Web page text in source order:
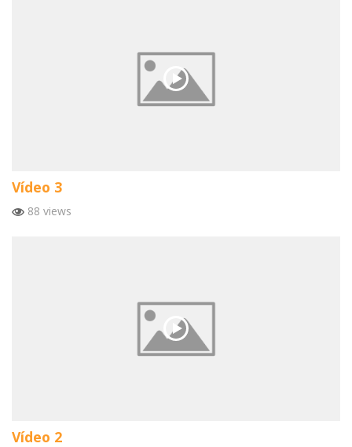
Vídeo 3
88 views
Vídeo 2